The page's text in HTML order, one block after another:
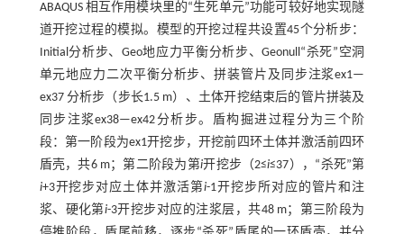
ABAQUS 相互作用模块里的“生死单元”功能可较好地实现隧
道开挖过程的模拟。模型的开挖过程共设置45个分析步：
Initial分析步、Geo地应力平衡分析步、Geonull“杀死”空洞
单元地应力二次平衡分析步、拼装管片及同步注浆ex1—
ex37 分析步（步长1.5 m）、土体开挖结束后的管片拼装及
同步注浆ex38—ex42分析步。盾构掘进过程分为三个阶
段：第一阶段为ex1开挖步，开挖前四环土体并激活前四环
盾壳，共6 m；第二阶段为第i开挖步（2≤i≤37），“杀死”第
i+3开挖步对应土体并激活第i-1开挖步所对应的管片和注
浆、硬化第i-3开挖步对应的注浆层，共48 m；第三阶段为